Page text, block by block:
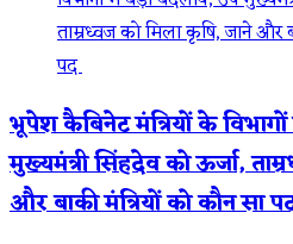
भूपेश कैबिनेट मंत्रियों के
मुख्यमंत्री सिंहदेव को ऊर्जा,
और बाकी मंत्रियों को कौन सा